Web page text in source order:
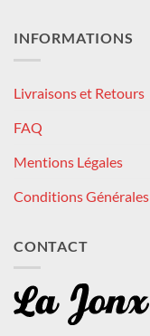
INFORMATIONS
Livraisons et Retours
FAQ
Mentions Légales
Conditions Générales
CONTACT